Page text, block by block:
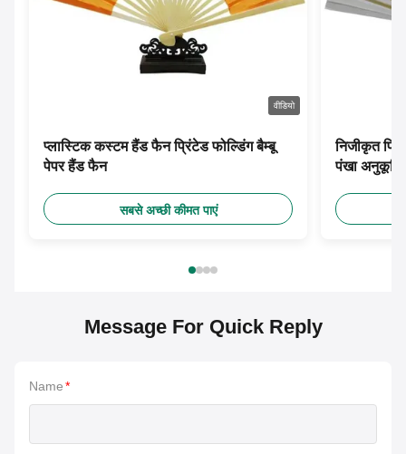
वीडियो
प्लास्टिक कस्टम हैंड फैन प्रिंटेड फोल्डिंग बैम्बू
पेपर हैंड फैन
सबसे अच्छी कीमत पाएं
निजीकृत
पंखा
Message For Quick Reply
Name*